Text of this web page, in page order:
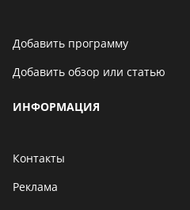
Добавить программу
Добавить обзор или статью
ИНФОРМАЦИЯ
Контакты
Реклама